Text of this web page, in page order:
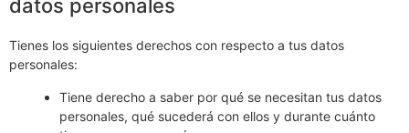
datos personales
Tienes los siguientes derechos con respecto a tus datos
personales:
Tiene derecho a saber por qué se necesitan tus datos
personales, qué sucederá con ellos y durante cuánto